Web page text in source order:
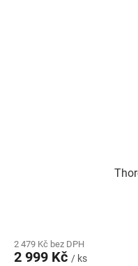
2 479 Kč bez DPH
2 999 Kč / ks